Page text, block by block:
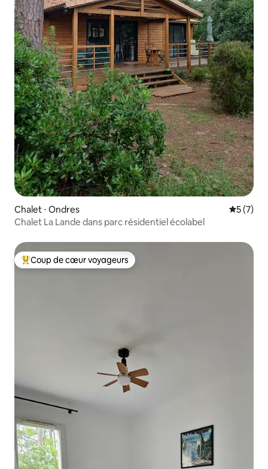
Chalet ⋅ Ondres
5 (7)
Chalet La Lande dans parc résidentiel écolabel
Coups de cœur voyageurs les plus appréciés
Coup de cœur voyageurs